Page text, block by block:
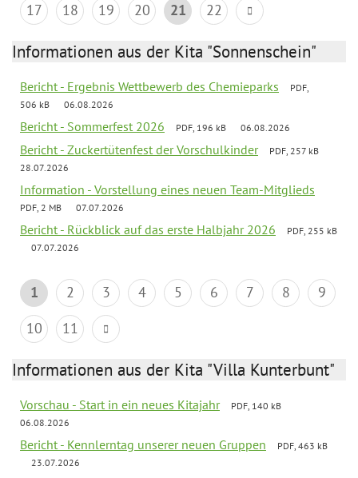
17
18 19 20 21 22
Informationen aus der Kita "Sonnenschein"
Bericht - Ergebnis Wettbewerb des Chemieparks
PDF,
506 kB
06.08.2026
Bericht - Sommerfest 2026 PDF, 196 kB 06.08.2026
Bericht - Zuckertütenfest der Vorschulkinder
PDF, 257 kB
28.07.2026
Information - Vorstellung eines neuen Team-Mitglieds
PDF, 2 MB 07.07.2026
Bericht - Rückblick auf das erste Halbjahr 2026
PDF, 255 kB
07.07.2026
1 2 3 4 5 6 7 8
9
10
11
Informationen aus der Kita "Villa Kunterbunt"
Vorschau - Start in ein neues Kitajahr
PDF, 140 kB
06.08.2026
Bericht - Kennlerntag unserer neuen Gruppen
PDF, 463 kB
23.07.2026